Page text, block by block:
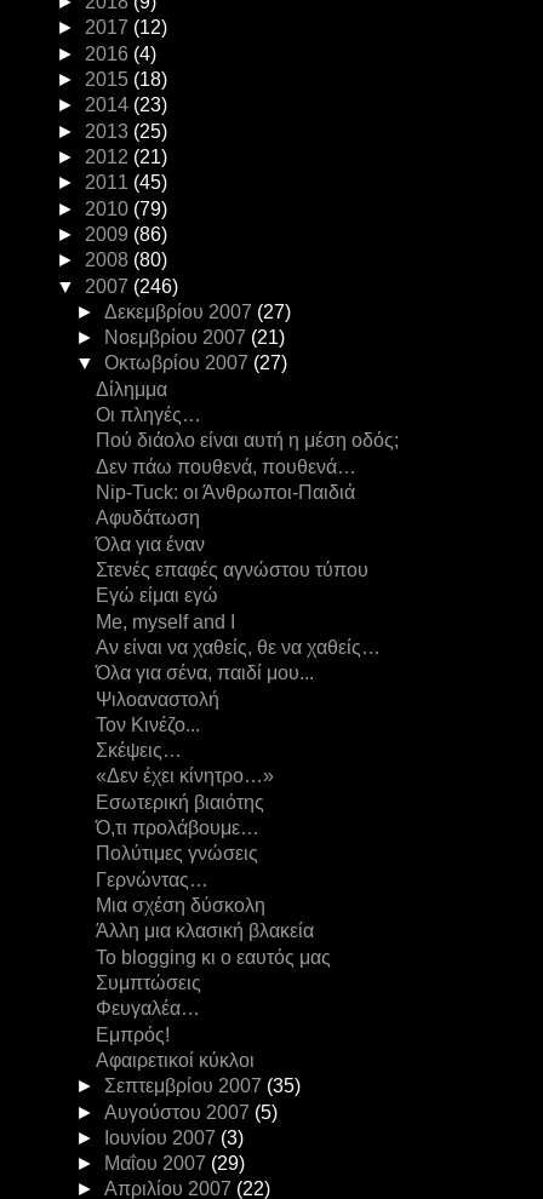
► 2017 (12)
► 2016 (4)
► 2015 (18)
► 2014 (23)
► 2013 (25)
► 2012 (21)
► 2011 (45)
► 2010 (79)
► 2009 (86)
► 2008 (80)
▼ 2007 (246)
► Δεκεμβρίου 2007 (27)
►
Νοεμβρίου 2007 (21)
▼ Οκτωβρίου 2007 (27)
Δίλημμα
Οι πληγές…
Πού διάολο είναι αυτή η μέση οδός;
Δεν πάω πουθενά, πουθενά…
Nip-Tuck: οι Άνθρωποι-Παιδιά
Aφυδάτωση
Όλα για έναν
Στενές επαφές αγνώστου τύπου
Εγώ είμαι εγώ
Me, myself and I
Αν είναι να χαθείς, θε να χαθείς…
Όλα για σένα, παιδί μου...
Ψιλοαναστολή
Τον Κινέζο...
Σκέψεις…
«Δεν έχει κίνητρο…»
Εσωτερική βιαιότης
Ό,τι προλάβουμε…
Πολύτιμες γνώσεις
Γερνώντας…
Μια σχέση δύσκολη
Άλλη μια κλασική βλακεία
Το blogging κι ο εαυτός μας
Συμπτώσεις
Φευγαλέα…
Εμπρός!
Αφαιρετικοί κύκλοι
► Σεπτεμβρίου 2007 (35)
► Αυγούστου 2007 (5)
►
Ιουνίου 2007 (3)
►
Μαΐου 2007 (29)
► Απριλίου 2007 (22)